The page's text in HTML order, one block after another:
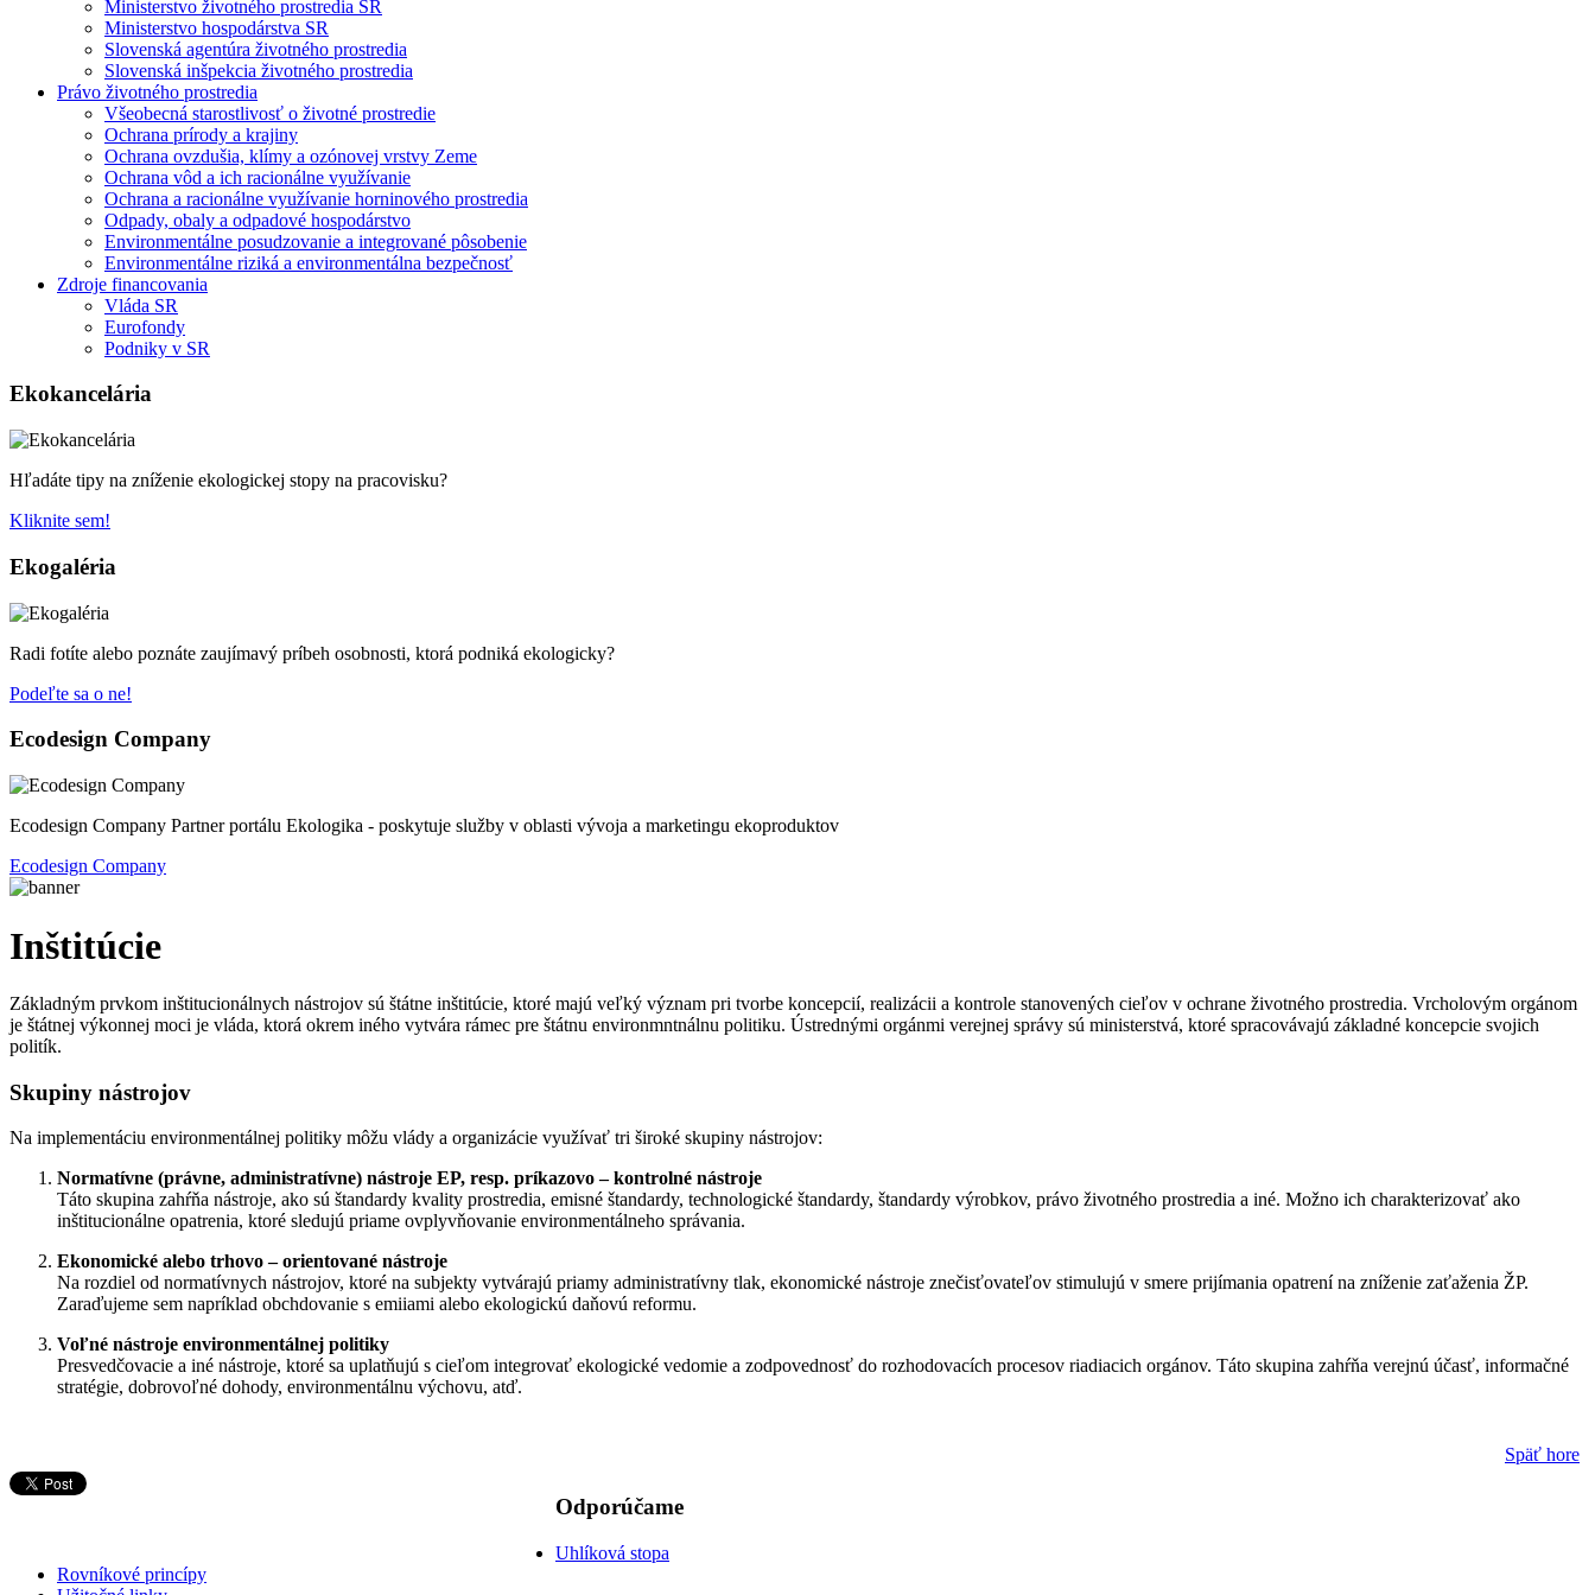
Ministerstvo životného prostredia SR
Ministerstvo hospodárstva SR
Slovenská agentúra životného prostredia
Slovenská inšpekcia životného prostredia
Právo životného prostredia
Všeobecná starostlivosť o životné prostredie
Ochrana prírody a krajiny
Ochrana ovzdušia, klímy a ozónovej vrstvy Zeme
Ochrana vôd a ich racionálne využívanie
Ochrana a racionálne využívanie horninového prostredia
Odpady, obaly a odpadové hospodárstvo
Environmentálne posudzovanie a integrované pôsobenie
Environmentálne riziká a environmentálna bezpečnosť
Zdroje financovania
Vláda SR
Eurofondy
Podniky v SR
Ekokancelária
Hľadáte tipy na zníženie ekologickej stopy na pracovisku?
Kliknite sem!
Ekogaléria
Radi fotíte alebo poznáte zaujímavý príbeh osobnosti, ktorá podniká ekologicky?
Podeľte sa o ne!
Ecodesign Company
Ecodesign Company Partner portálu Ekologika - poskytuje služby v oblasti vývoja a marketingu ekoproduktov
Ecodesign Company
Inštitúcie
Základným prvkom inštitucionálnych nástrojov sú štátne inštitúcie, ktoré majú veľký význam pri tvorbe koncepcií, realizácii a kontrole stanovených cieľov v ochrane životného prostredia. Vrcholovým orgánom
je štátnej výkonnej moci je vláda, ktorá okrem iného vytvára rámec pre štátnu environmntnálnu politiku. Ústrednými orgánmi verejnej správy sú ministerstvá, ktoré spracovávajú základné koncepcie svojich
politík.
Skupiny nástrojov
Na implementáciu environmentálnej politiky môžu vlády a organizácie využívať tri široké skupiny nástrojov:
Normatívne (právne, administratívne) nástroje EP, resp. príkazovo – kontrolné nástroje
Táto skupina zahŕňa nástroje, ako sú štandardy kvality prostredia, emisné štandardy, technologické štandardy, štandardy výrobkov, právo životného prostredia a iné. Možno ich charakterizovať ako
inštitucionálne opatrenia, ktoré sledujú priame ovplyvňovanie environmentálneho správania.
Ekonomické alebo trhovo – orientované nástroje
Na rozdiel od normatívnych nástrojov, ktoré na subjekty vytvárajú priamy administratívny tlak, ekonomické nástroje znečisťovateľov stimulujú v smere prijímania opatrení na zníženie zaťaženia ŽP.
Zaraďujeme sem napríklad obchdovanie s emiiami alebo ekologickú daňovú reformu.
Voľné nástroje environmentálnej politiky
Presvedčovacie a iné nástroje, ktoré sa uplatňujú s cieľom integrovať ekologické vedomie a zodpovednosť do rozhodovacích procesov riadiacich orgánov. Táto skupina zahŕňa verejnú účasť, informačné
stratégie, dobrovoľné dohody, environmentálnu výchovu, atď.
Späť hore
Odporúčame
Uhlíková stopa
Rovníkové princípy